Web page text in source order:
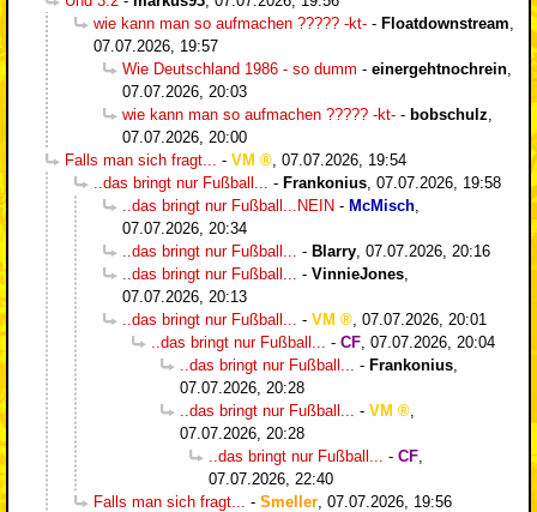
wie kann man so aufmachen ????? -kt- - Floatdownstream
07.07.2026, 19:57
Wie Deutschland 1986 - so dumm - einergehtnochrein
07.07.2026, 20:03
wie kann man so aufmachen ????? -kt- - bobschulz
07.07.2026, 20:00
Falls man sich fragt...
- VM
07.07.2026, 19:54
..das bringt nur Fußball...
- Frankonius 07.07.2026, 19:58
..das bringt nur Fußball...NEIN - McMisch
07.07.2026, 20:34
..das bringt nur Fußball...
- Blarry 07.07.2026, 20:16
..das bringt nur Fußball...
- VinnieJones
07.07.2026, 20:13
..das bringt nur Fußball...
- VM
07.07.2026, 20:01
..das bringt nur Fußball...
- CF 07.07.2026, 20:04
..das bringt nur Fußball...
- Frankonius
07.07.2026, 20:28
..das bringt nur Fußball...
- VM
07.07.2026, 20:28
..das bringt nur Fußball...
- CF
07.07.2026, 22:40
Falls man sich fragt...
- Smeller 07.07.2026, 19:56